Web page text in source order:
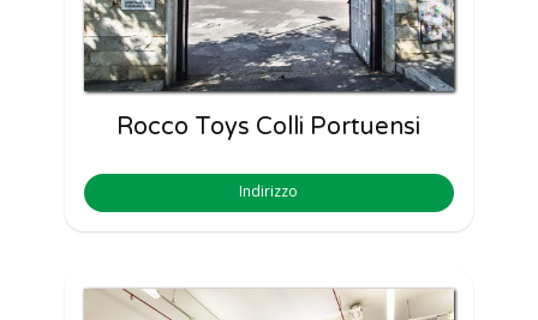
Rocco Toys Colli Portuensi
Indirizzo